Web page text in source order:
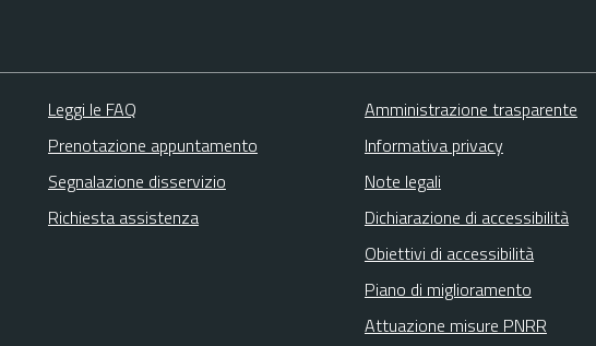
Leggi le FAQ
Prenotazione appuntamento
Segnalazione disservizio
Richiesta assistenza
Amministrazione trasparente
Informativa privacy
Note legali
Dichiarazione di accessibilità
Obiettivi di accessibilità
Piano di miglioramento
Attuazione misure PNRR